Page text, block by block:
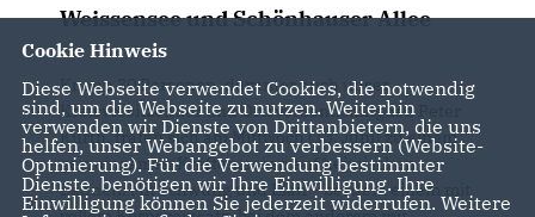
Weissensee und Schönhauser Allee
Knapp 30 Personen, darunter auch unser
Kreisvorsitzender und Ortsverbandsmitglied Peter
Kurth, trafen sich am Mittwoch (13. Juni) zu einem
gemeinsamen Kräftemessen auf heimischen
Bahnen. Mit Schwung und Elan – bei dem einem mit
Cookie Hinweis
Diese Webseite verwendet Cookies, die notwendig
sind, um die Webseite zu nutzen. Weiterhin
verwenden wir Dienste von Drittanbietern, die uns
helfen, unser Webangebot zu verbessern (Website-
Optmierung). Für die Verwendung bestimmter
Dienste, benötigen wir Ihre Einwilligung. Ihre
Einwilligung können Sie jederzeit widerrufen. Weitere